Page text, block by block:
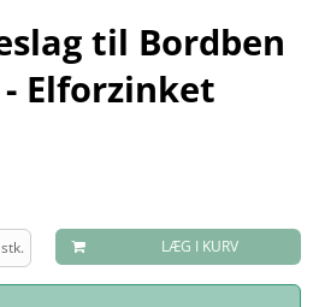
til Bordben
Elforzinket
stk. LÆG I KURV